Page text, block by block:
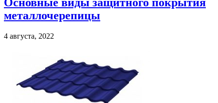
Основные виды защитного покрытия
металлочерепицы
4 августа, 2022